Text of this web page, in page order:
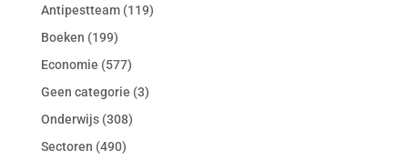
Antipestteam(119)
Boeken (199)
Economie (577)
Geen categorie (3)
Onderwijs(308)
Sectoren (490)